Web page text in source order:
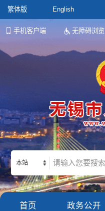
繁体版 English
手机客户端 无障碍浏览
本站
首页 政务公开